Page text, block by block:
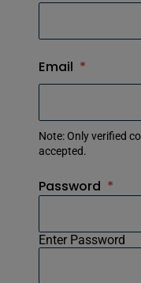
Email *
Note: Only verified
accepted.
Password *
Enter Password